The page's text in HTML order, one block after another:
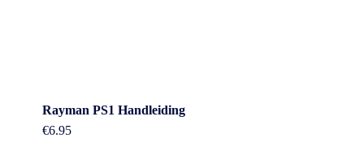
Rayman PS1 Handleiding
€6.95